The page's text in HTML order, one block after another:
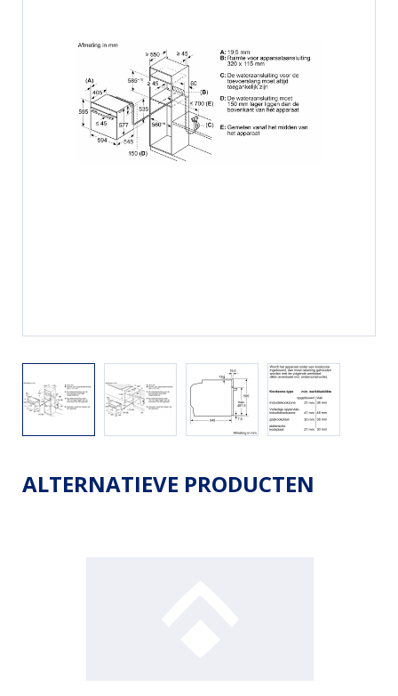
ALTERNATIEVE PRODUCTEN